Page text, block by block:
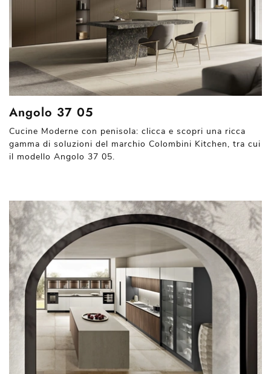
Angolo 37 05
Cucine Moderne con penisola: clicca e scopri una ricca
gamma di soluzioni del marchio Colombini Kitchen, tra cui
il modello Angolo 37 05.